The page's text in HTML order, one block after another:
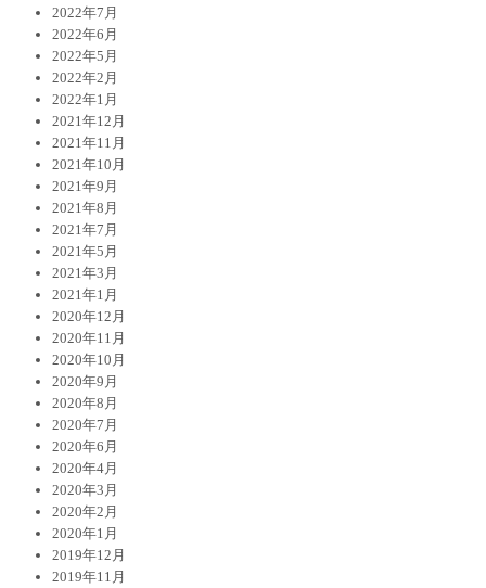
2022年7月
2022年6月
2022年5月
2022年2月
2022年1月
2021年12月
2021年11月
2021年10月
2021年9月
2021年8月
2021年7月
2021年5月
2021年3月
2021年1月
2020年12月
2020年11月
2020年10月
2020年9月
2020年8月
2020年7月
2020年6月
2020年4月
2020年3月
2020年2月
2020年1月
2019年12月
2019年11月